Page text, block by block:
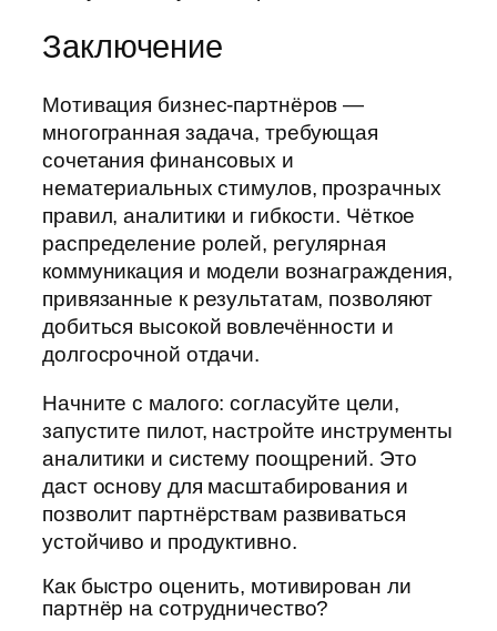
Заключение
Мотивация бизнес-партнёров —
многогранная задача, требующая
сочетания финансовых и
нематериальных стимулов, прозрачных
правил, аналитики и гибкости. Чёткое
распределение ролей, регулярная
коммуникация и модели вознаграждения,
привязанные к результатам, позволяют
добиться высокой вовлечённости и
долгосрочной отдачи.
Начните с малого: согласуйте цели,
запустите пилот, настройте инструменты
аналитики и систему поощрений. Это
даст основу для масштабирования и
позволит партнёрствам развиваться
устойчиво и продуктивно.
Как быстро оценить, мотивирован ли
партнёр на сотрудничество?